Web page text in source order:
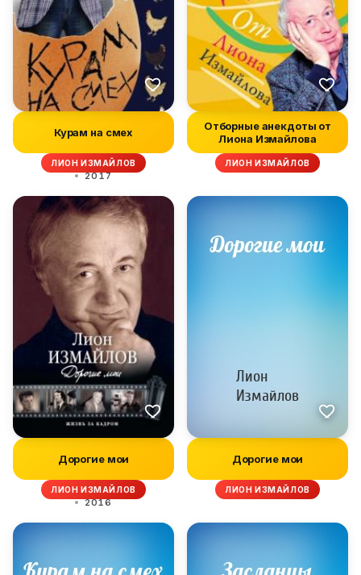
Курам на смех
ЛИОН ИЗМАЙЛОВ
2017
Отборные анекдоты от
Лиона Измайлова
ЛИОН ИЗМАЙЛОВ
Дорогие мои
ЛИОН ИЗМАЙЛОВ
2016
Дорогие мои
ЛИОН ИЗМАЙЛОВ